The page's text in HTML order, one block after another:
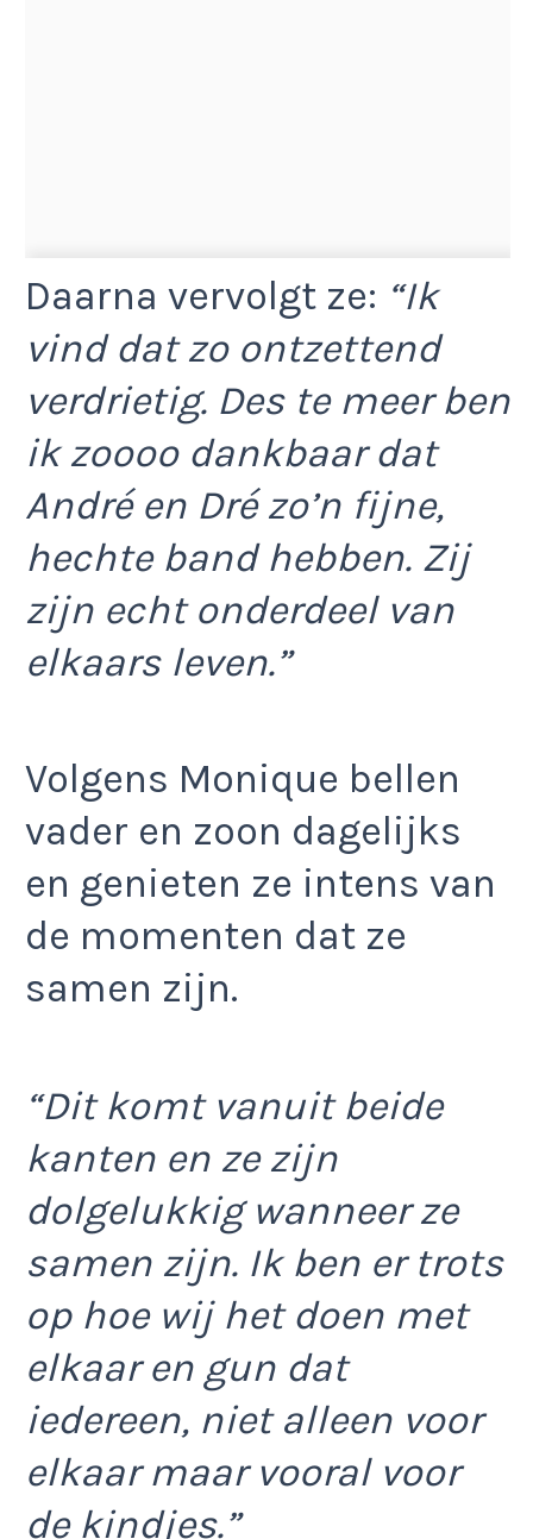
Daarna vervolgt ze: “Ik
vind dat zo ontzettend
verdrietig. Des te meer ben
ik zoooo dankbaar dat
André en Dré zo’n fijne,
hechte band hebben. Zij
zijn echt onderdeel van
elkaars leven.”
Volgens Monique bellen
vader en zoon dagelijks
en genieten ze intens van
de momenten dat ze
samen zijn.
“Dit komt vanuit beide
kanten en ze zijn
dolgelukkig wanneer ze
samen zijn. Ik ben er trots
op hoe wij het doen met
elkaar en gun dat
iedereen, niet alleen voor
elkaar maar vooral voor
de kindjes.”